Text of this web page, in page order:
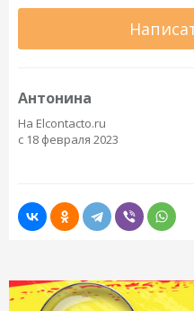
Антонина
На Elcontacto.ru
с 18 февраля 2023